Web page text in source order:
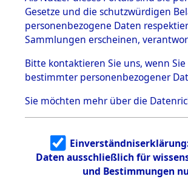
5. Verschiedenes
5.3
Todesmärsche
5.3.1 Alliierte
Erhebungen
zu
Todesmärsch
en
5.3.2
Identifizierun
g
5.3.3
Todesmärsch
Gesetze und die schutzwürdigen
personenbezogene Daten
Sammlungen erscheinen,
Bitte kontaktieren Sie uns, wenn
bestimmter personenbezogener
Sie möchten mehr über die
Daten ausschließlich für
und Bestimmungen